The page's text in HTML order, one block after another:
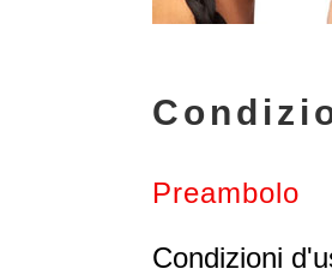
Preambolo
Condizioni